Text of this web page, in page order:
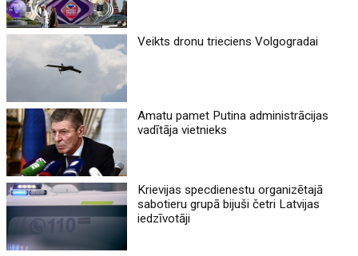
Veikts dronu trieciens Volgogradai
Amatu pamet Putina administrācijas
vadītāja vietnieks
Krievijas specdienestu organizētajā
sabotieru grupā bijuši četri Latvijas
iedzīvotāji